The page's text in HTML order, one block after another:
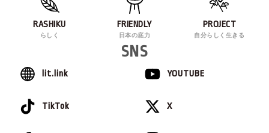
RASHIKU
らしく
FRIENDLY
日本の底力
PROJECT
自分らしく生きる
SNS
lit.link YOUTUBE
TikTok X